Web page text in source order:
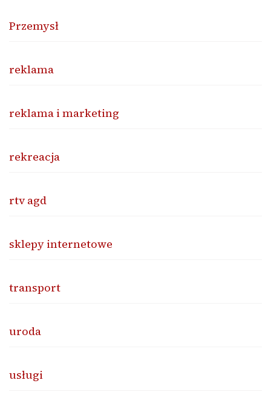
Przemysł
reklama
reklama i marketing
rekreacja
rtv agd
sklepy internetowe
transport
uroda
usługi